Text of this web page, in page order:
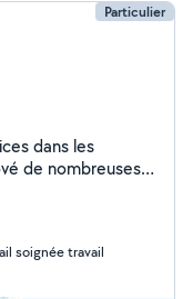
Particulier
dans les
de nombreuses